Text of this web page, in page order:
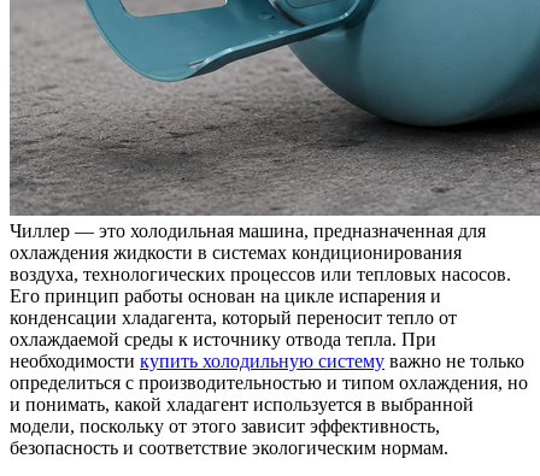
Чиллер — это холодильная машина, предназначенная для
охлаждения жидкости в системах кондиционирования
воздуха, технологических процессов или тепловых насосов.
Его принцип работы основан на цикле испарения и
конденсации хладагента, который переносит тепло от
охлаждаемой среды к источнику отвода тепла. При
необходимости купить холодильную систему важно не только
определиться с производительностью и типом охлаждения, но
и понимать, какой хладагент используется в выбранной
модели, поскольку от этого зависит эффективность,
безопасность и соответствие экологическим нормам.